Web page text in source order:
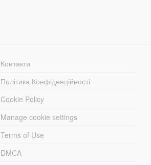
Контакти
Політика Конфіденційності
Cookie Policy
Manage cookie settings
Terms of Use
DMCA